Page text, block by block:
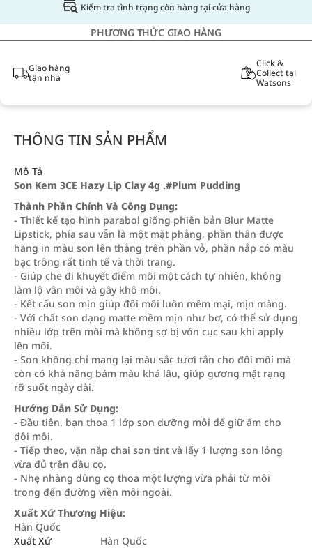
Kiểm tra tình trạng còn hàng tại cửa hàng
PHƯƠNG THỨC GIAO HÀNG
Giao hàng
tận nhà
Click &
Collect tại
Watsons
THÔNG TIN SẢN PHẨM
Mô Tả
Son Kem 3CE Hazy Lip Clay 4g .#Plum Pudding
Thành Phần Chính Và Công Dụng:
- Thiết kế tạo hình parabol giống phiên bản Blur Matte
Lipstick, phía sau vẫn là một mặt phẳng, phần thân được
hãng in màu son lên thẳng trên phần vỏ, phần nắp có màu
bạc trông rất tinh tế và thời trang.
- Giúp che đi khuyết điểm môi một cách tự nhiên, không
làm lộ vân môi và gây khô môi.
- Kết cấu son mịn giúp đôi môi luôn mềm mại, mịn màng.
- Với chất son dạng matte mềm mịn như bơ, có thể sử dụng
nhiều lớp trên môi mà không sợ bị vón cục sau khi apply
lên môi.
- Son không chỉ mang lại màu sắc tươi tắn cho đôi môi mà
còn có khả năng bám màu khá lâu, giúp gương mặt rạng
rỡ suốt ngày dài.
Hướng Dẫn Sử Dụng:
- Đầu tiên, bạn thoa 1 lớp son dưỡng môi để giữ ẩm cho
đôi môi.
- Tiếp theo, vặn nắp chai son tint và lấy 1 lượng son lỏng
vừa đủ trên đầu cọ.
- Nhẹ nhàng dùng cọ thoa một lượng vừa phải từ môi
trong đến đường viền môi ngoài.
Xuất Xứ Thương Hiệu:
Hàn Quốc
Xuất Xứ
Hàn Quốc